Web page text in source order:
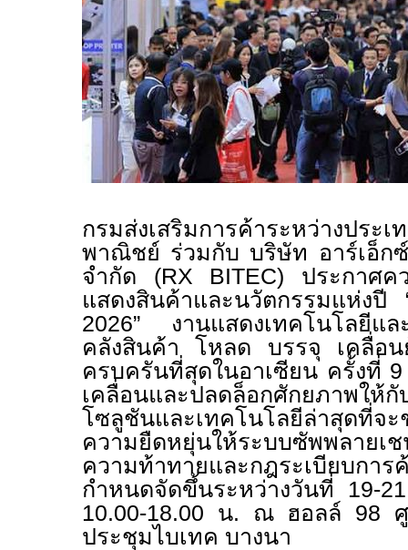
กรมส่งเสริมการค้าระหว่างประ
พาณิชย์ ร่วมกับ บริษัท อาร์เอ็ก
จำกัด (RX BITEC) ประกาศค
แสดงสินค้าและนวัตกรรมแห่งปี
2026” งานแสดงเทคโนโลยีแล
คลังสินค้า โหลด บรรจุ เคลื่อ
ครบครันที่สุดในอาเซียน ครั้งที่
เคลื่อนและปลดล็อกศักยภา
โซลูชันและเทคโนโลยีล่าสุดที่จะ
ความยืดหยุ่นให้ระบบซัพพลายเ
ความท้าทายและกฎระเบียบก
กำหนดจัดขึ้นระหว่างวันที่ 19-
10.00-18.00 น. ณ ฮอลล์ 98 ศู
ประชุมไบเทค บางนา